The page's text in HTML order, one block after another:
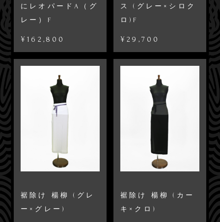
にレオパードA（グ
レー）F
¥162,800
ス (グレー×シロク
ロ)F
¥29,700
裾除け 楊柳 (グレ
ー×グレー)
裾除け 楊柳 (カー
キ×クロ)